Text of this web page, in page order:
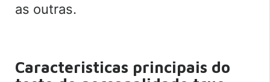
as outras.
Caracteristicas principais do